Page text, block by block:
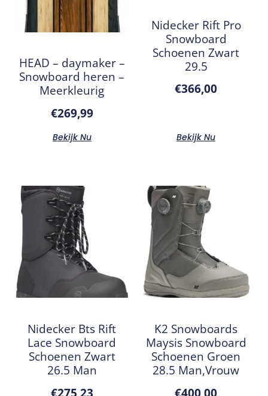
HEAD – daymaker –
Snowboard heren –
Meerkleurig
€269,99
Bekijk Nu
Nidecker Rift Pro
Snowboard
Schoenen Zwart
29.5
€366,00
Bekijk Nu
Nidecker Bts Rift
Lace Snowboard
Schoenen Zwart
26.5 Man
€275,23
K2 Snowboards
Maysis Snowboard
Schoenen Groen
28.5 Man,Vrouw
€400,00